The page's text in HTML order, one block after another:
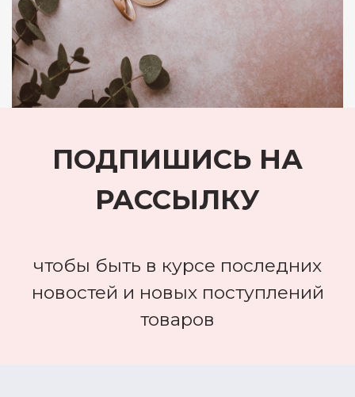
ПОДПИШИСЬ НА
РАССЫЛКУ
чтобы быть в курсе последних
новостей и новых поступлений
товаров